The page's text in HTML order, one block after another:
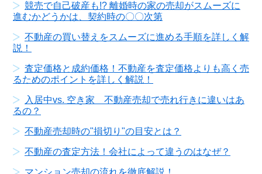
競売で自己破産も!? 離婚時の家の売却がスムーズに
進むかどうかは、契約時の〇〇次第
不動産の買い替えをスムーズに進める手順を詳しく解
説！
査定価格と成約価格！不動産を査定価格よりも高く売
るためのポイントを詳しく解説！
入居中vs. 空き家 不動産売却で売れ行きに違いはあ
るの？
不動産売却時の"損切り"の目安とは？
不動産の査定方法！会社によって違うのはなぜ？